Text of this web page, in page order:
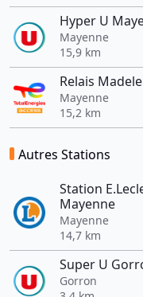
Hyper U
Mayenne
15,9 km
Relais
Mayenne
15,2 km
Autres Stations
Station
Mayenne
Mayenne
14,7 km
Super U
Gorron